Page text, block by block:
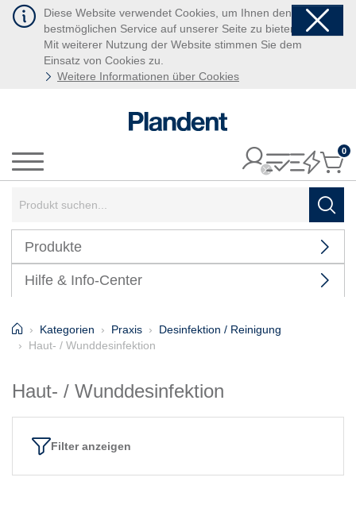
Diese Website verwendet Cookies, um Ihnen den
bestmöglichen Service auf unserer Seite zu bieten.
Mit weiterer Nutzung der Website stimmen Sie dem
Einsatz von Cookies zu.
Weitere Informationen über Cookies
Menü
0
Produkte
Hilfe & Info-Center
HomeKategorien Praxis
Desinfektion / Reinigung
Haut- / Wunddesinfektion
Haut- / Wunddesinfektion
Filter anzeigen